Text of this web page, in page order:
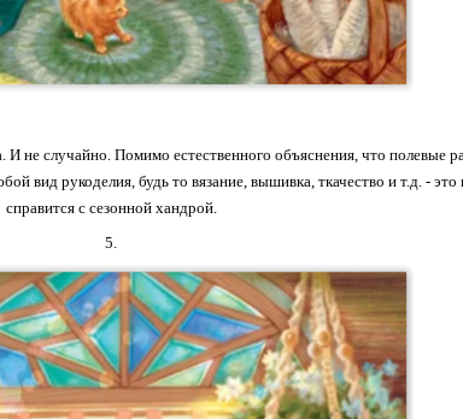
И не случайно. Помимо естественного объяснения, что полевые
вид рукоделия, будь то вязание, вышивка, ткачество и т.д. -
справится с сезонной хандрой.
5.